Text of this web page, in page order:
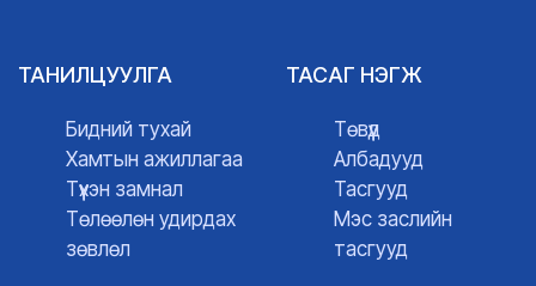
ТАНИЛЦУУЛГА
Бидний тухай
Хамтын ажиллагаа
Түүхэн замнал
Төлөөлөн удирдах
зөвлөл
ТАСАГ НЭГЖ
Төвүүд
Албадууд
Тасгууд
Мэс заслийн
тасгууд